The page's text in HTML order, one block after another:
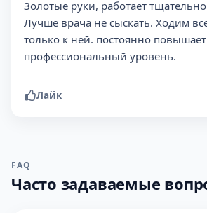
Золотые руки, работает
Лучше врача не сыскать. Ходим
только к ней. постоянно
профессиональный уровень.
Лайк
FAQ
Часто задаваемые